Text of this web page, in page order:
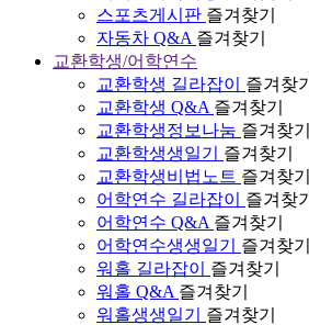
스포츠게시판 즐겨찾기
자동차 Q&A 즐겨찾기
교환학생/어학연수
교환학생 길라잡이
즐겨찾기
교환학생 Q&A 즐겨찾기
교환학생정보나눔 즐겨찾기
교환학생생일기
즐겨찾기
교환학생비법노트 즐겨찾기
어학연수 길라잡이
즐겨찾기
어학연수 Q&A 즐겨찾기
어학연수생생일기
즐겨찾기
워홀 길라잡이
즐겨찾기
워홀 Q&A 즐겨찾기
워홀생생일기
즐겨찾기